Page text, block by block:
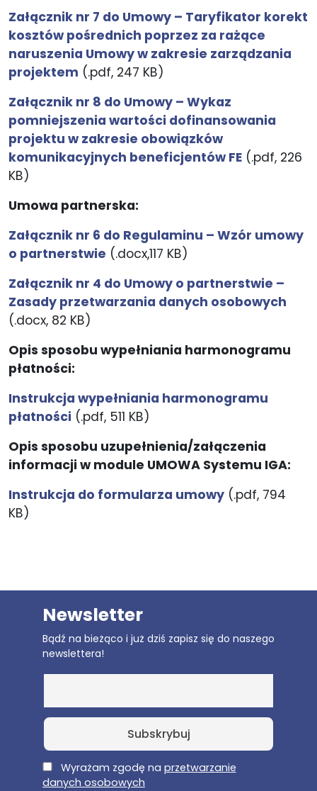
Załącznik nr 7 do Umowy – Taryfikator korekt
kosztów pośrednich poprzez za rażące
naruszenia Umowy w zakresie zarządzania
projektem (.pdf, 247 KB)
Załącznik nr 8 do Umowy – Wykaz
pomniejszenia wartości dofinansowania
projektu w zakresie obowiązków
komunikacyjnych beneficjentów FE (.pdf, 226
KB)
Umowa partnerska:
Załącznik nr 6 do Regulaminu – Wzór umowy
o partnerstwie (.docx,117 KB)
Załącznik nr 4 do Umowy o partnerstwie –
Zasady przetwarzania danych osobowych
(.docx, 82 KB)
Opis sposobu wypełniania harmonogramu
płatności:
Instrukcja wypełniania harmonogramu
płatności (.pdf, 511 KB)
Opis sposobu uzupełnienia/załączenia
informacji w module UMOWA Systemu IGA:
Instrukcja do formularza umowy (.pdf, 794
KB)
Newsletter
Bądź na bieżąco i już dziś zapisz się do naszego
newslettera!
E-MailWyrażam zgodę na przetwarzanie
danych osobowych